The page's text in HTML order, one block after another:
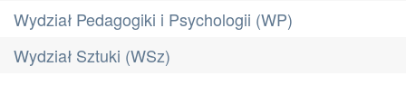
Wydział Pedagogiki i Psychologii (WP)
Wydział Sztuki (WSz)